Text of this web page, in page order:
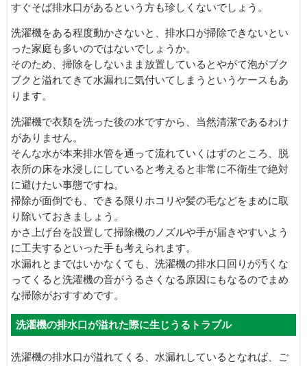
すぐそば排水口があるという方も珍しくないでしょう。
洗濯機をある程度動かさないと、排水口が掃除できないとい
った家庭も多いのではないでしょうか。
そのため、掃除をしないまま放置しているとやがて泡がブク
ブクと溢れてきて水漏れに気付いてしまうというケースもあ
ります。
洗濯機で衣類を洗った後の水ですから、当然清潔であるわけ
がありません。
そんな水が本来排水管を通って流れていくはずのところ、脱
衣所の床を水浸しにしていると考えると非常に不衛生で絶対
に避けたい事態ですね。
掃除が面倒でも、できる限りホコリや髪の毛などをまめに取
り除いておきましょう。
かさ上げ台を設置して掃除機のノズルや手が届きやすいよう
に工夫するといった手も考えられます。
水漏れとまではいかなくても、洗濯機の排水口回りが汚くな
ってくると洗濯機の音がうるさくなる原因にもなるのでまめ
な掃除がおすすめです。
洗濯機の排水口が溢れた際に生じうるトラブル
洗濯機の排水口が溢れてくる、水漏れしているとなれば、ご